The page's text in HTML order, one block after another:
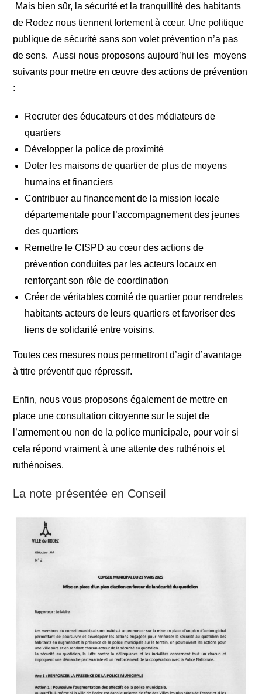
Mais bien sûr, la sécurité et la tranquillité des habitants
de Rodez nous tiennent fortement à cœur. Une politique
publique de sécurité sans son volet prévention n’a pas
de sens. Aussi nous proposons aujourd’hui les moyens
suivants pour mettre en œuvre des actions de prévention
:
Recruter des éducateurs et des médiateurs de
quartiers
Développer la police de proximité
Doter les maisons de quartier de plus de moyens
humains et financiers
Contribuer au financement de la mission locale
départementale pour l’accompagnement des jeunes
des quartiers
Remettre le CISPD au cœur des actions de
prévention conduites par les acteurs locaux en
renforçant son rôle de coordination
Créer de véritables comité de quartier pour rendreles
habitants acteurs de leurs quartiers et favoriser des
liens de solidarité entre voisins.
Toutes ces mesures nous permettront d’agir d’avantage
à titre préventif que répressif.
Enfin, nous vous proposons également de mettre en
place une consultation citoyenne sur le sujet de
l’armement ou non de la police municipale, pour voir si
cela répond vraiment à une attente des ruthénois et
ruthénoises.
La note présentée en Conseil